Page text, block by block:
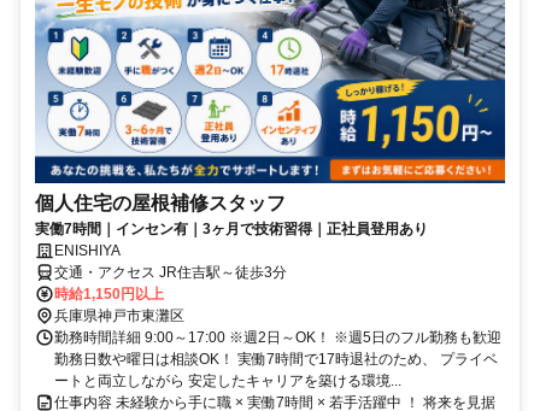
個人住宅の屋根補修スタッフ
実働7時間｜インセン有｜3ヶ月で技術習得｜正社員登用あり
ENISHIYA
交通・アクセス JR住吉駅～徒歩3分
時給1,150円以上
兵庫県神戸市東灘区
勤務時間詳細 9:00～17:00 ※週2日～OK！ ※週5日のフル勤務も歓迎
勤務日数や曜日は相談OK！ 実働7時間で17時退社のため、 プライベ
ートと両立しながら 安定したキャリアを築ける環境...
仕事内容 未経験から手に職 × 実働7時間 × 若手活躍中 ！ 将来を見据